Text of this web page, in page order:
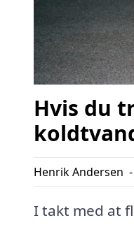
Hvis du
Henrik Andersen -
I takt med at